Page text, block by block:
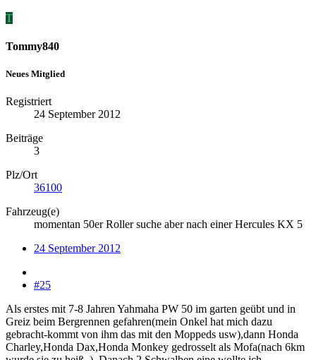
T
Tommy840
Neues Mitglied
Registriert
24 September 2012
Beiträge
3
Plz/Ort
36100
Fahrzeug(e)
momentan 50er Roller suche aber nach einer Hercules KX 5
24 September 2012
#25
Als erstes mit 7-8 Jahren Yahmaha PW 50 im garten geübt und in
Greiz beim Bergrennen gefahren(mein Onkel hat mich dazu
gebracht-kommt von ihm das mit den Moppeds usw),dann Honda
Charley,Honda Dax,Honda Monkey gedrosselt als Mofa(nach 6km